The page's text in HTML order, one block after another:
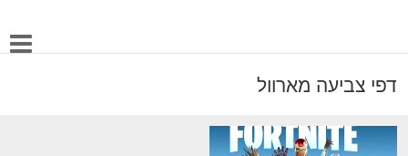
דפי צביעה מארוול